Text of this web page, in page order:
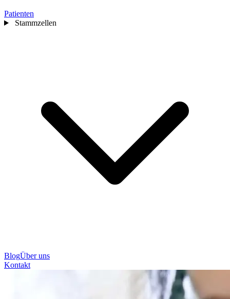
Patienten
Stammzellen
BlogÜber uns
Kontakt